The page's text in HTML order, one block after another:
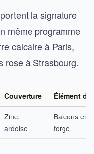
la signature
même programme
calcaire à Paris,
rose à Strasbourg.
Couverture Élément
Zinc,
ardoise
Balcons en
forgé